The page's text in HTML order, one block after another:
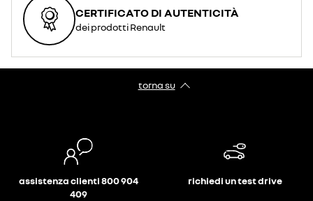
CERTIFICATO DI AUTENTICITÀ
dei prodotti Renault
torna su
assistenza clienti 800 904
409
richiedi un test drive